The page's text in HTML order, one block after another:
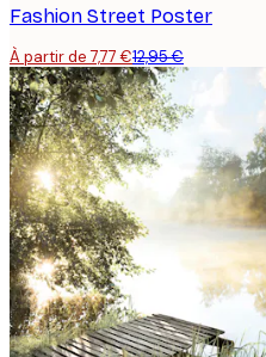
Fashion Street Poster
À partir de 7,77 €12,95 €